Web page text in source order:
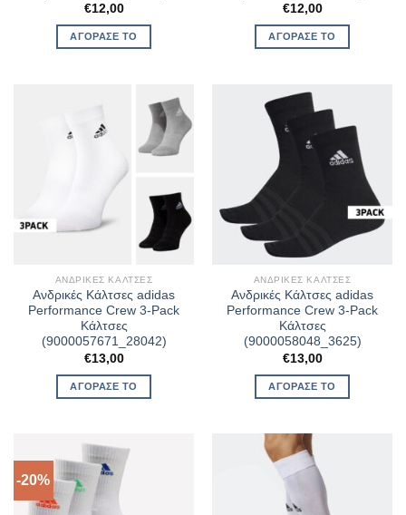
€12,00
ΑΓΌΡΑΣΈ ΤΟ
€12,00
ΑΓΌΡΑΣΈ ΤΟ
ΑΝΔΡΙΚΈΣ ΚΆΛΤΣΕΣ
Ανδρικές Κάλτσες adidas
Performance Crew 3-Pack
Κάλτσες
(9000057671_28042)
€13,00
ΑΓΌΡΑΣΈ ΤΟ
ΑΝΔΡΙΚΈΣ ΚΆΛΤΣΕΣ
Ανδρικές Κάλτσες adidas
Performance Crew 3-Pack
Κάλτσες
(9000058048_3625)
€13,00
ΑΓΌΡΑΣΈ ΤΟ
-20%